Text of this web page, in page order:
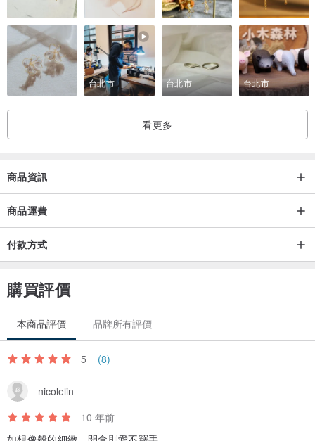
希望能在您喜愛它的[輕盈]與[設計師的設計]為前提下, 再做購買,
可以直接在Pinkoi下單購買後, 由我們[免費提供7天鑑賞期]給您做體
驗,
我們希望您購買後, 拿著實品的心情是開心愉悅的,
進而讓更多人喜愛Miss Mos[輕盈]的飾品設計,
這才是我們Miss Mos最大的成就與宗旨.
也謝謝您提供不同的建議給Miss Mos
棉珍珠產地: 日本
設計發源: 台灣設計
製作方式: 手工製作
台北市 台北市 台北市
看更多
商品資訊
商品運費
付款方式
購買評價
本商品評價 品牌所有評價
5 (8)
nicolelin
10 年前